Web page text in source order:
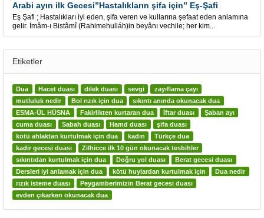
Arabi ayın ilk Gecesi”Hastalıkların şifa için” Eş-Şafi
Eş Şafi ; Hastalıkları iyi eden, şifa veren ve kullarına şefaat eden anlamına
gelir. İmâm-ı Bistâmî (Rahimehulláh)in beyânı vechile; her kim...
Etiketler
Dua Hacet duası dilek duası sevgi
zayıflama çayı
mutluluk nedir
Bol rızık için dua
sıkıntı anında okunacak dua
ESMA-ÜL HÜSNA
Fakirlikten kurtaran dua İftar duası
Şaban ayı
cuma duası
Sabah duası Hamd duası
şifa duası
kötü ahlaktan kurtulmak için dua
kadın
Türkçe dua
kadir gecesi duası
Zilhicce ilk 10 gün okunacak tesbihler
sıkıntıdan kurtulmak için dua
Doğru yol duası
Berat gecesi duası
Dersleri iyi anlamak için dua
kötü huylardan kurtulmak için
Dua nedir
rızık isteme duası
Peygamberimizin Berat gecesi duası
evden çıkarken okunacak dua